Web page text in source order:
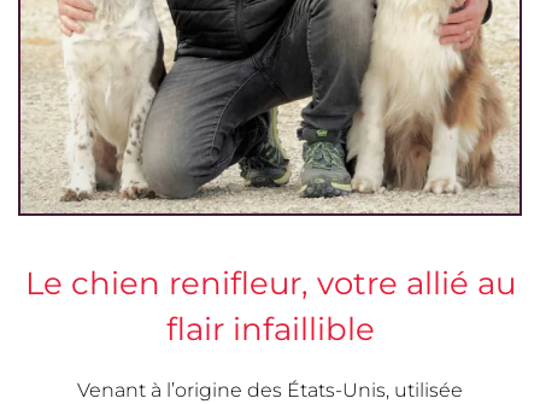
Le chien renifleur, votre allié au
flair infaillible
Venant à l’origine des États-Unis, utilisée